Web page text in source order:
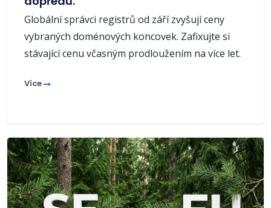
Globální správci registrů od září zvyšují ceny
vybraných doménových koncovek. Zafixujte si
stávající cenu včasným prodloužením na více let.
Více